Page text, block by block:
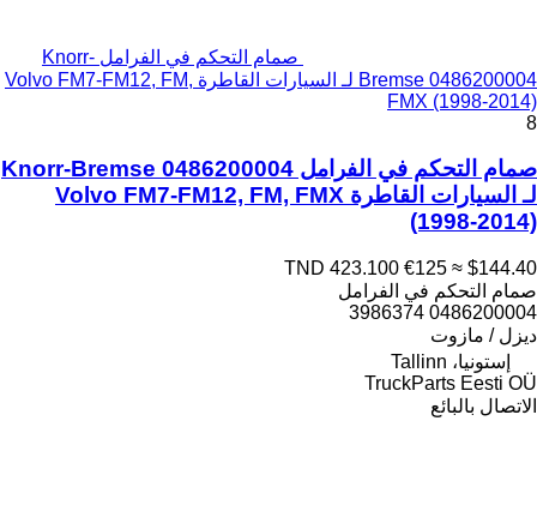
صمام التحكم في الفرامل Knorr-
Bremse 0486200004 لـ السيارات القاطرة Volvo FM7-FM12, FM,
FMX (1998-2014)
8
صمام التحكم في الفرامل Knorr-Bremse 0486200004
لـ السيارات القاطرة Volvo FM7-FM12, FM, FMX
(1998-2014)
TND 423.100 €125 ≈ $144.40
صمام التحكم في الفرامل
0486200004 3986374
ديزل / مازوت
إستونيا، Tallinn
TruckParts Eesti OÜ
الاتصال بالبائع